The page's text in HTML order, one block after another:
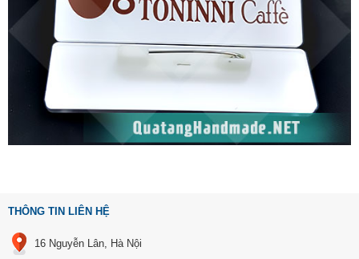
THÔNG TIN LIÊN HỆ
16 Nguyễn Lân, Hà Nội